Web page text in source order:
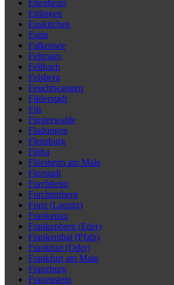
Ettenheim
Ettlingen
Euskirchen
Eutin
Falkensee
Fehmarn
Fellbach
Felsberg
Feuchtwangen
Filderstadt
Fils
Finsterwalde
Fladungen
Flensburg
Flöha
Flörsheim am Main
Florstadt
Forchheim
Forchtenberg
Forst (Lausitz)
Frankenau
Frankenberg (Eder)
Frankenthal (Pfalz)
Frankfurt (Oder)
Frankfurt am Main
Franzburg
Frauenstein